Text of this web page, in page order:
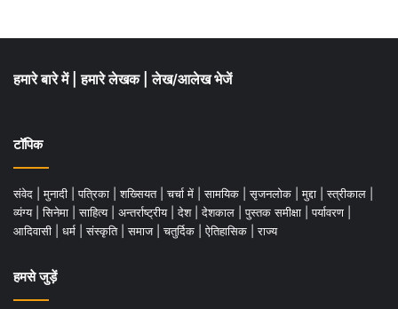
हमारे बारे में हमारे लेखक लेख/आलेख भेजें
टॉपिक
संवेद मुनादी पत्रिका शख्सियत चर्चा में सामयिक सृजनलोक मुद्दा स्त्रीकाल
व्यंग्य
सिनेमा साहित्य अन्तर्राष्ट्रीय देश देशकाल पुस्तक समीक्षा पर्यावरण
आदिवासी
धर्म संस्कृति समाज चतुर्दिक ऐतिहासिक राज्य
हमसे जुड़ें